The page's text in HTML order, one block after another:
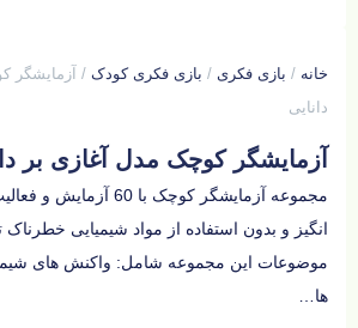
خانه / بازی فکری / بازی فکری کودک / آزمایشگر
دانایی
آزمایشگر کوچک مدل آغازی بر
مجموعه آزمایشگر کوچک با
انگیز و بدون استفاده از مواد شیمیایی
موضوعات این مجموعه شامل: واکنش های
ها…